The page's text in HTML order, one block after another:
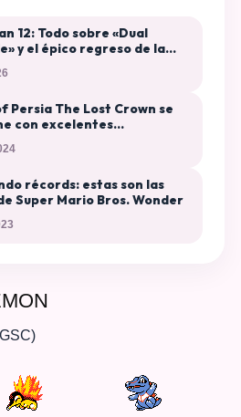
12: Todo sobre «Dual
y el épico regreso de la
Persia The Lost Crown se
con excelentes
el día de su estreno
récords: estas son las
Super Mario Bros. Wonder